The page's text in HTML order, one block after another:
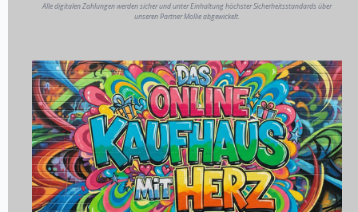
Alle digitalen Zahlungen werden sicher und unter Einhaltung höchster Sicherheitsstandards über
unseren Partner Mollie abgewickelt.